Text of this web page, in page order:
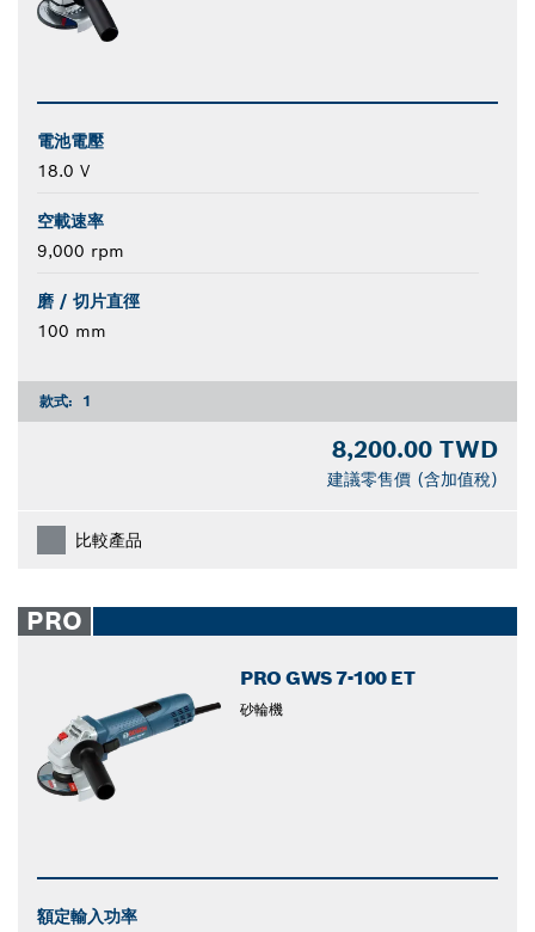
電池電壓
18.0 V
空載速率
9,000 rpm
磨 / 切片直徑
100 mm
款式: 1
8,200.00 TWD
建議零售價 (含加值稅)
比較產品
PRO
PRO GWS 7-100 ET
砂輪機
額定輸入功率